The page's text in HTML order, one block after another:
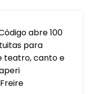
abre 100
para
teatro, canto e